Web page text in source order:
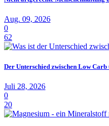
Aug. 09, 2026
0
62
Der Unterschied zwischen Low Carb
Juli 28, 2026
0
20